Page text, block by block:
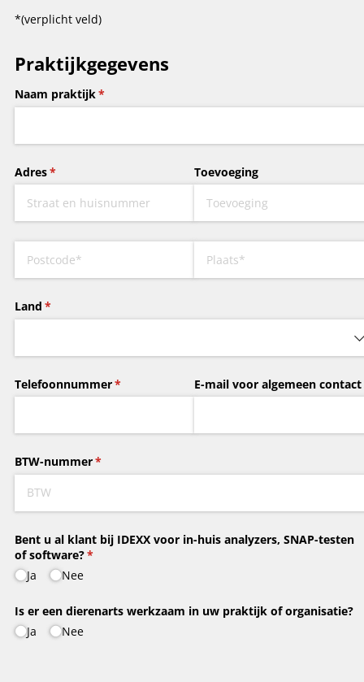
*(verplicht veld)
Praktijkgegevens
Naam praktijk*
(is vereist)
Adres*
(is vereist) Toevoeging
Land *
(is vereist)
Telefoonnummer*
(is vereist) E-mail voor algemeen contact
BTW-nummer*
(is vereist)
Bent u al klant bij IDEXX voor in-huis analyzers, SNAP-testen
of software?*
(is vereist)
Ja
Nee
Is er een dierenarts werkzaam in uw praktijk of organisatie?
Ja
Nee